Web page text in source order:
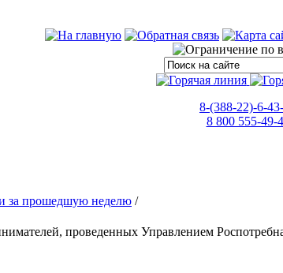
8-(388-22)-6-
8 800 555-49-
за прошедшую неделю /
проведенных Управлением